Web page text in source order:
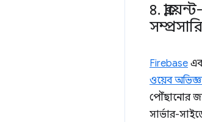
৪.
Firebase
ওয়েব
পৌঁছানোর
সার্ভার-